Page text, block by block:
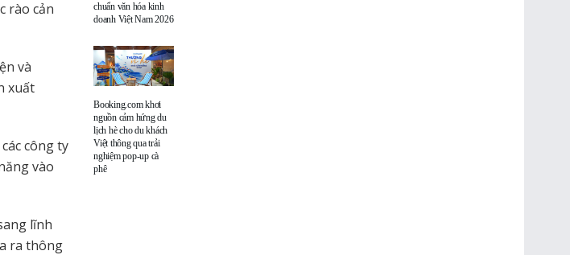
rào cản
và
xuất
công ty
vào
lĩnh
ra thông
chuẩn văn hóa kinh
doanh Việt Nam 2026
Booking.com khơi
nguồn cảm hứng du
lịch hè cho du khách
Việt thông qua trải
nghiệm pop-up cà
phê